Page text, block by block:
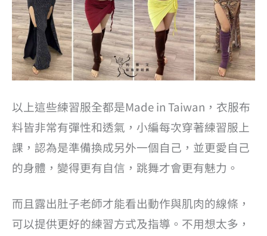
以上這些練習服全都是Made in Taiwan，衣服布
料皆非常有彈性和透氣，小編每次穿著練習服上
課，認為是準備換成另外一個自己，並更愛自己
的身體，變得更有自信，跳舞才會更有魅力。
而且露出肚子老師才能看出動作與肌肉的線條，
可以提供更好的練習方式及指導。不用想太多，